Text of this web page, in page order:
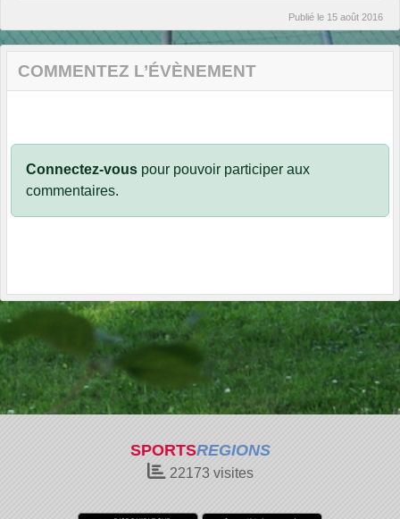
Publié le 15 août 2016
COMMENTEZ L’ÉVÈNEMENT
Connectez-vous pour pouvoir participer aux
commentaires.
SPORTSREGIONS
22173visites